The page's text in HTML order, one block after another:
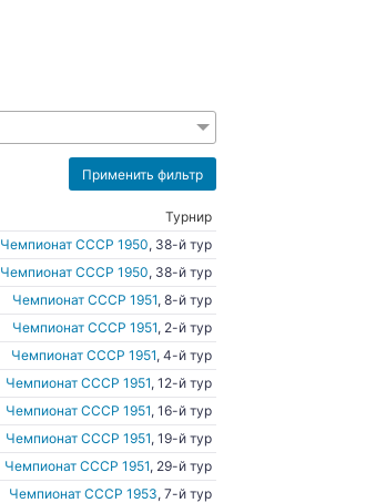
Турнир
Чемпионат СССР 1950, 38-й тур
Чемпионат СССР 1950, 38-й тур
Чемпионат СССР 1951, 8-й тур
Чемпионат СССР 1951, 2-й тур
Чемпионат СССР 1951, 4-й тур
Чемпионат СССР 1951, 12-й тур
Чемпионат СССР 1951, 16-й тур
Чемпионат СССР 1951, 19-й тур
Чемпионат СССР 1951, 29-й тур
Чемпионат СССР 1953, 7-й тур